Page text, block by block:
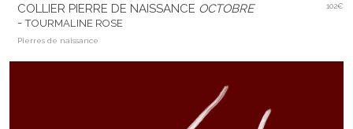
COLLIER PIERRE DE NAISSANCE OCTOBRE
-TOURMALINE ROSE
Pierres de naissance
102€